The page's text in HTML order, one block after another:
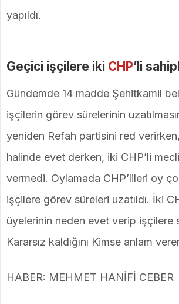
yapıldı.
Geçici işçilere iki CHP’li
Gündemde 14 madde Şehitkamil
işçilerin görev sürelerinin
yeniden Refah partisini red
halinde evet derken, iki CHP’li
vermedi. Oylamada CHP’lileri oy
işçilere görev süreleri uzatıldı. İki
üyelerinin neden evet verip işçilere
Kararsız kaldığını Kimse anlam
HABER: MEHMET HANİFİ CEBER